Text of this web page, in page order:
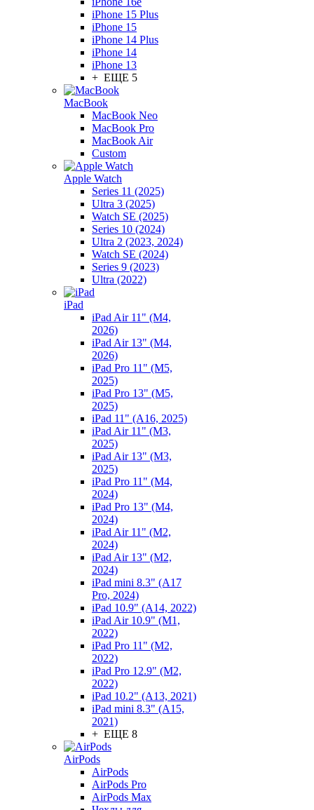
iPhone 15 Plus
iPhone 15
iPhone 14 Plus
iPhone 14
iPhone 13
+ ЕЩЕ 5
MacBook
MacBook Neo
MacBook Pro
MacBook Air
Custom
Apple Watch
Series 11 (2025)
Ultra 3 (2025)
Watch SE (2025)
Series 10 (2024)
Ultra 2 (2023, 2024)
Watch SE (2024)
Series 9 (2023)
Ultra (2022)
iPad
iPad Air 11" (M4,
2026)
iPad Air 13" (M4,
2026)
iPad Pro 11" (M5,
2025)
iPad Pro 13" (M5,
2025)
iPad 11" (A16, 2025)
iPad Air 11" (M3,
2025)
iPad Air 13" (M3,
2025)
iPad Pro 11" (M4,
2024)
iPad Pro 13" (M4,
2024)
iPad Air 11" (M2,
2024)
iPad Air 13" (M2,
2024)
iPad mini 8.3" (A17
Pro, 2024)
iPad 10.9" (A14, 2022)
iPad Air 10.9" (M1,
2022)
iPad Pro 11" (M2,
2022)
iPad Pro 12.9" (M2,
2022)
iPad 10.2" (A13, 2021)
iPad mini 8.3" (A15,
2021)
+ ЕЩЕ 8
AirPods
AirPods
AirPods Pro
AirPods Max